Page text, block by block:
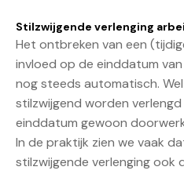
Stilzwijgende verlenging
Het ontbreken van een
invloed op de einddatum
nog steeds automatisch.
stilzwijgend worden
einddatum gewoon
In de praktijk zien we vaak
stilzwijgende verlenging